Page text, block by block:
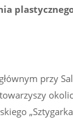
przy